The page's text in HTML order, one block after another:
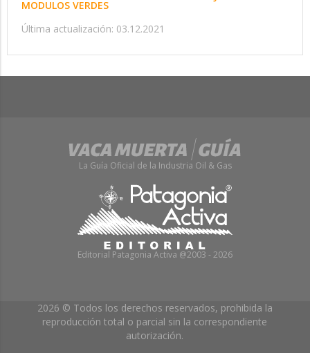
MODULOS VERDES
Última actualización: 03.12.2021
La Guía Oficial de la Industria Oil & Gas
Editorial Patagonia Activa @2003 - 2026
2026 © Todos los derechos reservados, prohibida la
reproducción total o parcial sin la correspondiente
autorización.